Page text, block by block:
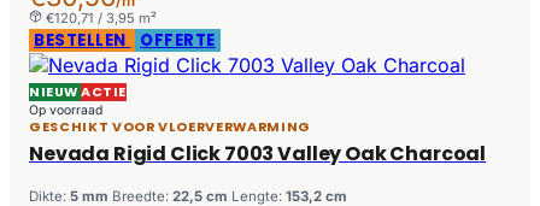
€120,71 / 3,95 m²
BESTELLEN OFFERTE
NIEUWACTIE
Op voorraad
GESCHIKT VOOR VLOERVERWARMING
Nevada Rigid Click 7003 Valley Oak Charcoal
Dikte: 5 mm Breedte: 22,5 cm Lengte: 153,2 cm